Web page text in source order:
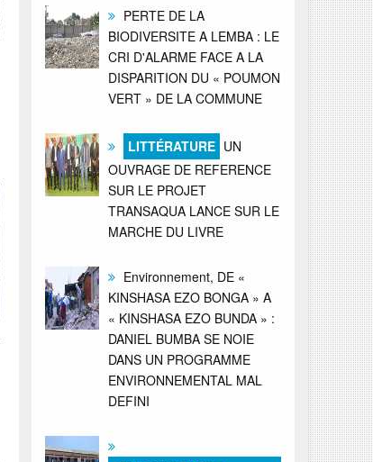
PERTE DE LA
BIODIVERSITE A LEMBA : LE
CRI D'ALARME FACE A LA
DISPARITION DU « POUMON
VERT » DE LA COMMUNE
LITTÉRATURE UN
OUVRAGE DE REFERENCE
SUR LE PROJET
TRANSAQUA LANCE SUR LE
MARCHE DU LIVRE
Environnement, DE «
KINSHASA EZO BONGA » A
« KINSHASA EZO BUNDA » :
DANIEL BUMBA SE NOIE
DANS UN PROGRAMME
ENVIRONNEMENTAL MAL
DEFINI